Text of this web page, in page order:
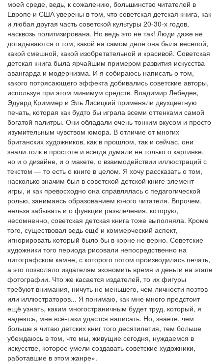
моей среде, ведь, к сожалению, большинство читателей в
Европе и США уверены в том, что советская детская книга, как
и любая другая часть советской культуры 20-30-х годов,
насквозь политизирована. Но ведь это не так! Люди даже не
догадываются о том, какой на самом деле она была веселой,
какой смешной, какой изобретательной и красивой. Советская
детская книга была ярчайшим примером развития искусства
авангарда и модернизма. И я собираюсь написать о том,
какого потрясающего эффекта добивались советские авторы,
используя при этом минимум средств. Владимир Лебедев,
Эдуард Криммер и Эль Лисицкий применяли двухцветную
печать, которая как будто бы играла всеми оттенками самой
богатой палитры. Они обладали очень тонким вкусом и просто
изумительным чувством юмора. В отличие от многих
британских художников, как в прошлом, так и сейчас, они
знали толк в простоте и всегда думали не только о картинке,
но и о дизайне, и о макете, о взаимодействии иллюстраций с
текстом — то есть о книге в целом. Я хочу рассказать о том,
насколько значим был в советской детской книге элемент
игры, и как превосходно она справлялась с педагогической
ролью, занимаясь образованием юного читателя. Впрочем,
нельзя забывать и о функции развлечения, которую,
несомненно, советская детская книга тоже выполняла. Кроме
того, существовал ведь ещё и коммерческий аспект,
игнорировать который было бы в корне не верно. Советские
художники того периода рисовали непосредственно на
литографском камне, с которого потом производилась печать,
а это позволяло издателям экономить время и деньги на этапе
фотографии. Что же касается издателей, то их фигуры
требуют внимания, ничуть не меньшего, чем личности поэтов
или иллюстраторов... Я понимаю, как мне много предстоит
ещё узнать, каким многостраничным будет труд, который, я
надеюсь, мне всё-таки удастся написать. Но, знаете, чем
больше я читаю детских книг того десятилетия, тем больше
убеждаюсь в том, что мы, живущие сегодня, нуждаемся в
искусстве, которое умели создавать советские художники,
работавшие в этом жанре».